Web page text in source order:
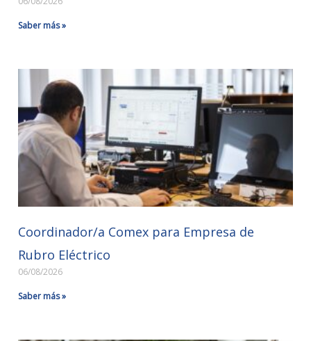
Saber más »
Coordinador/a Comex para Empresa de
Rubro Eléctrico
06/08/2026
Saber más »